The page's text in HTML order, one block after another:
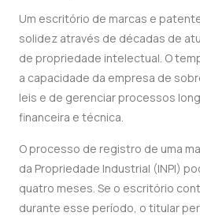
Um escritório de marcas e
solidez através de décadas de
de propriedade intelectual. O
a capacidade da empresa de
leis e de gerenciar processos
financeira e técnica.
O processo de registro de uma
da Propriedade Industrial (INPI)
quatro meses. Se o escritório
durante esse período, o titular